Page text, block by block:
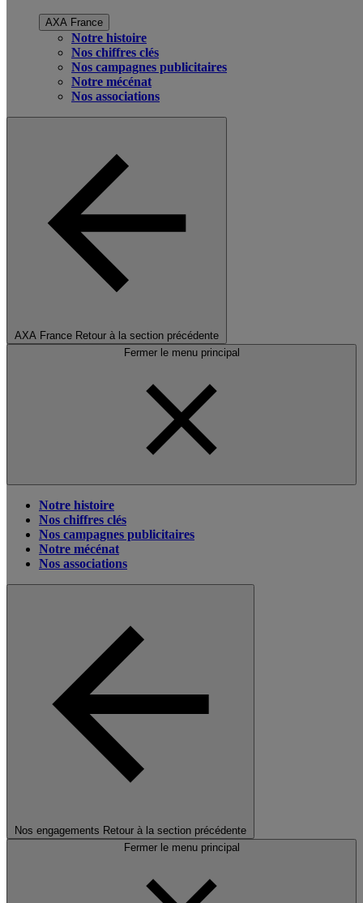
AXA France
Notre histoire
Nos chiffres clés
Nos campagnes publicitaires
Notre mécénat
Nos associations
AXA France Retour à la section précédente
Fermer le menu principal
Notre histoire
Nos chiffres clés
Nos campagnes publicitaires
Notre mécénat
Nos associations
Nos engagements Retour à la section précédente
Fermer le menu principal